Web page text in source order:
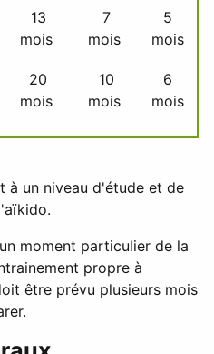
13
mois
7
mois
5
mois
20
mois
10
mois
6
mois
à un niveau d'étude et de
moment particulier de la
propre à
être prévu plusieurs mois